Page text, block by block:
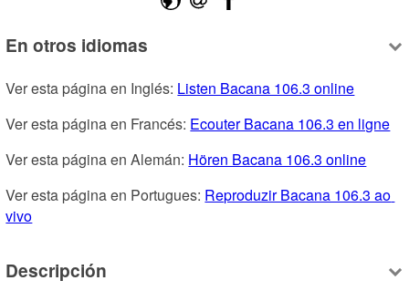
En otros idiomas
Ver esta página en Inglés: Listen Bacana 106.3 online
Ver esta página en Francés: Ecouter Bacana 106.3 en ligne
Ver esta página en Alemán: Hören Bacana 106.3 online
Ver esta página en Portugues: Reproduzir Bacana 106.3 ao
vivo
Descripción